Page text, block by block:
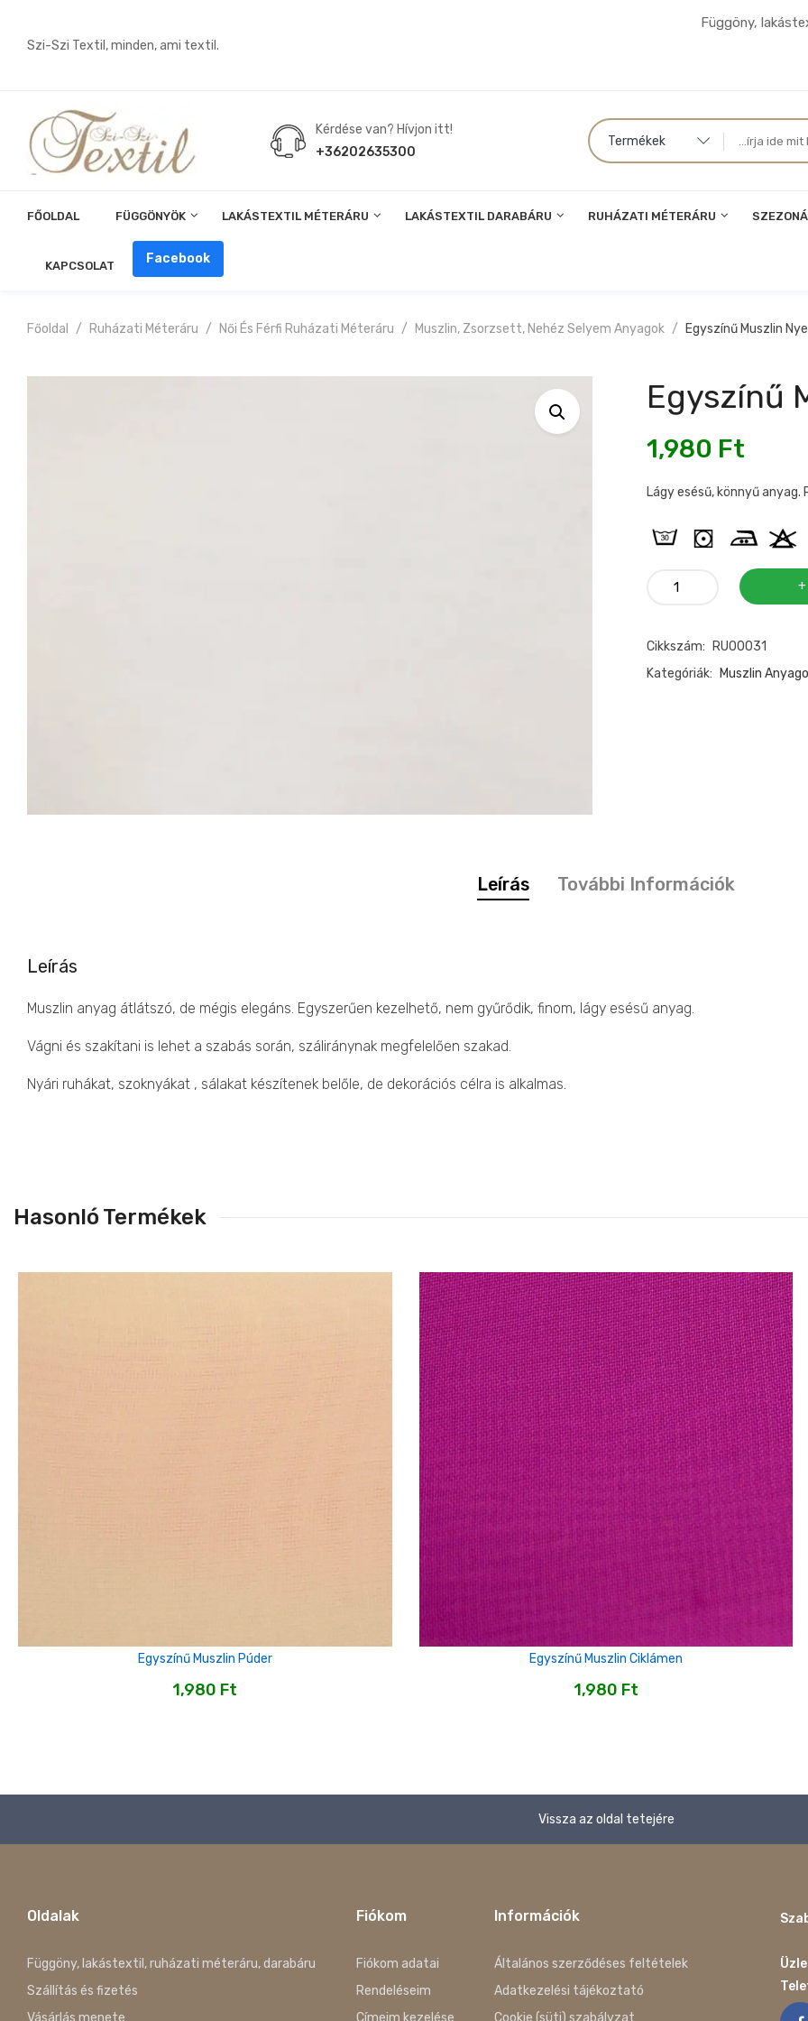
Szi-Szi Textil, minden, ami textil.
Függöny,
Kérdése van? Hívjon itt!
+36202635300
Termékek
FŐOLDAL FÜGGÖNYÖK LAKÁSTEXTIL MÉTERÁRU LAKÁSTEXTIL DARABÁRU RUHÁZATI MÉTERÁRU
KAPCSOLAT Facebook
Főoldal Ruházati Méteráru Női És Férfi Ruházati Méteráru Muszlin, Zsorzsett, Nehéz Selyem Anyagok Egyszínű Muszlin
Egyszínű
1,980 Ft
Lágy esésű, könnyű
Egyszínű
mennyiség
Cikkszám:
RU00031
Kategóriák:
Muszlin
Leírás További Információk
Leírás
Muszlin anyag átlátszó, de mégis elegáns. Egyszerűen kezelhető, nem gyűrődik, finom, lágy esésű anyag.
Vágni és szakítani is lehet a szabás során, száliránynak megfelelően szakad.
Nyári ruhákat, szoknyákat , sálakat készítenek belőle, de dekorációs célra is alkalmas.
Hasonló Termékek
Egyszínű Muszlin Púder
1,980 Ft
Egyszínű Muszlin Ciklámen
1,980 Ft
Vissza az oldal tetejére
Oldalak
Függöny, lakástextil, ruházati méteráru, darabáru
Szállítás és fizetés
Fiókom
Fiókom adatai
Rendeléseim
Információk
Általános szerződéses feltételek
Adatkezelési tájékoztató